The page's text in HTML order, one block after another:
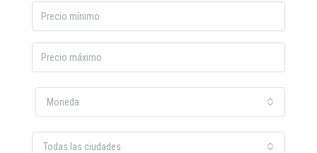
Moneda
Todas las ciudades